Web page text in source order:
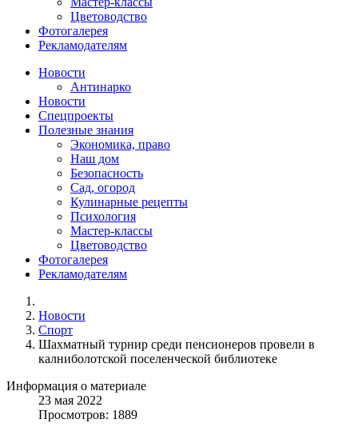
Цветоводство
Фотогалерея
Рекламодателям
Новости
Антинарко
Новости
Спецпроекты
Полезные знания
Экономика, право
Наш дом
Безопасность
Сад, огород
Кулинарные рецепты
Психология
Мастер-классы
Цветоводство
Фотогалерея
Рекламодателям
Новости
Спорт
Шахматный турнир среди пенсионеров провели в
калниболотской поселенческой библиотеке
Информация о материале
23 мая 2022
Просмотров: 1889